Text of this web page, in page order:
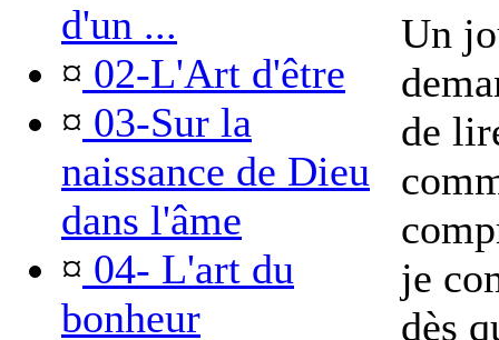
d'un ...
¤ 02-L'Art d'être
¤ 03-Sur la
naissance de Dieu
dans l'âme
¤ 04- L'art du
bonheur
Un
de
je
dès